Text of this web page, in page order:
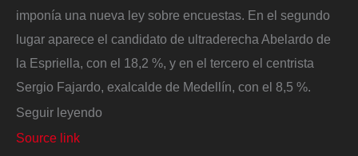
imponía una nueva ley sobre encuestas. En el segundo
lugar aparece el candidato de ultraderecha Abelardo de
la Espriella, con el 18,2 %, y en el tercero el centrista
Sergio Fajardo, exalcalde de Medellín, con el 8,5 %.
Seguir leyendo
Source link